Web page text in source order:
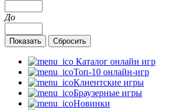
До
Каталог онлайн игр
Топ-10 онлайн-игр
Клиентские игры
Браузерные игры
Новинки